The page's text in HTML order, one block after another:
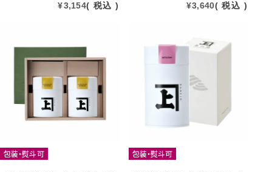
¥3,154 税込
¥3,640 税込
包装・熨斗可 包装・熨斗可